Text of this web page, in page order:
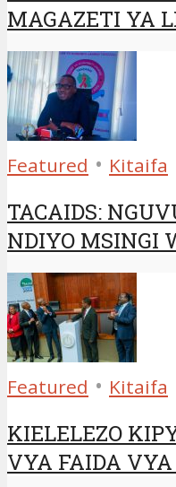
MAGAZETI YA
Featured • Kitaifa
TACAIDS:
NDIYO MSINGI
Featured • Kitaifa
KIELELEZO
VYA FAIDA